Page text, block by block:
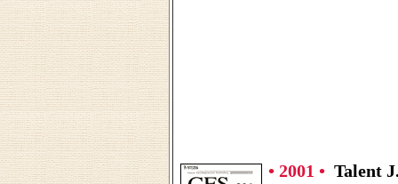
• 2001 • Talent